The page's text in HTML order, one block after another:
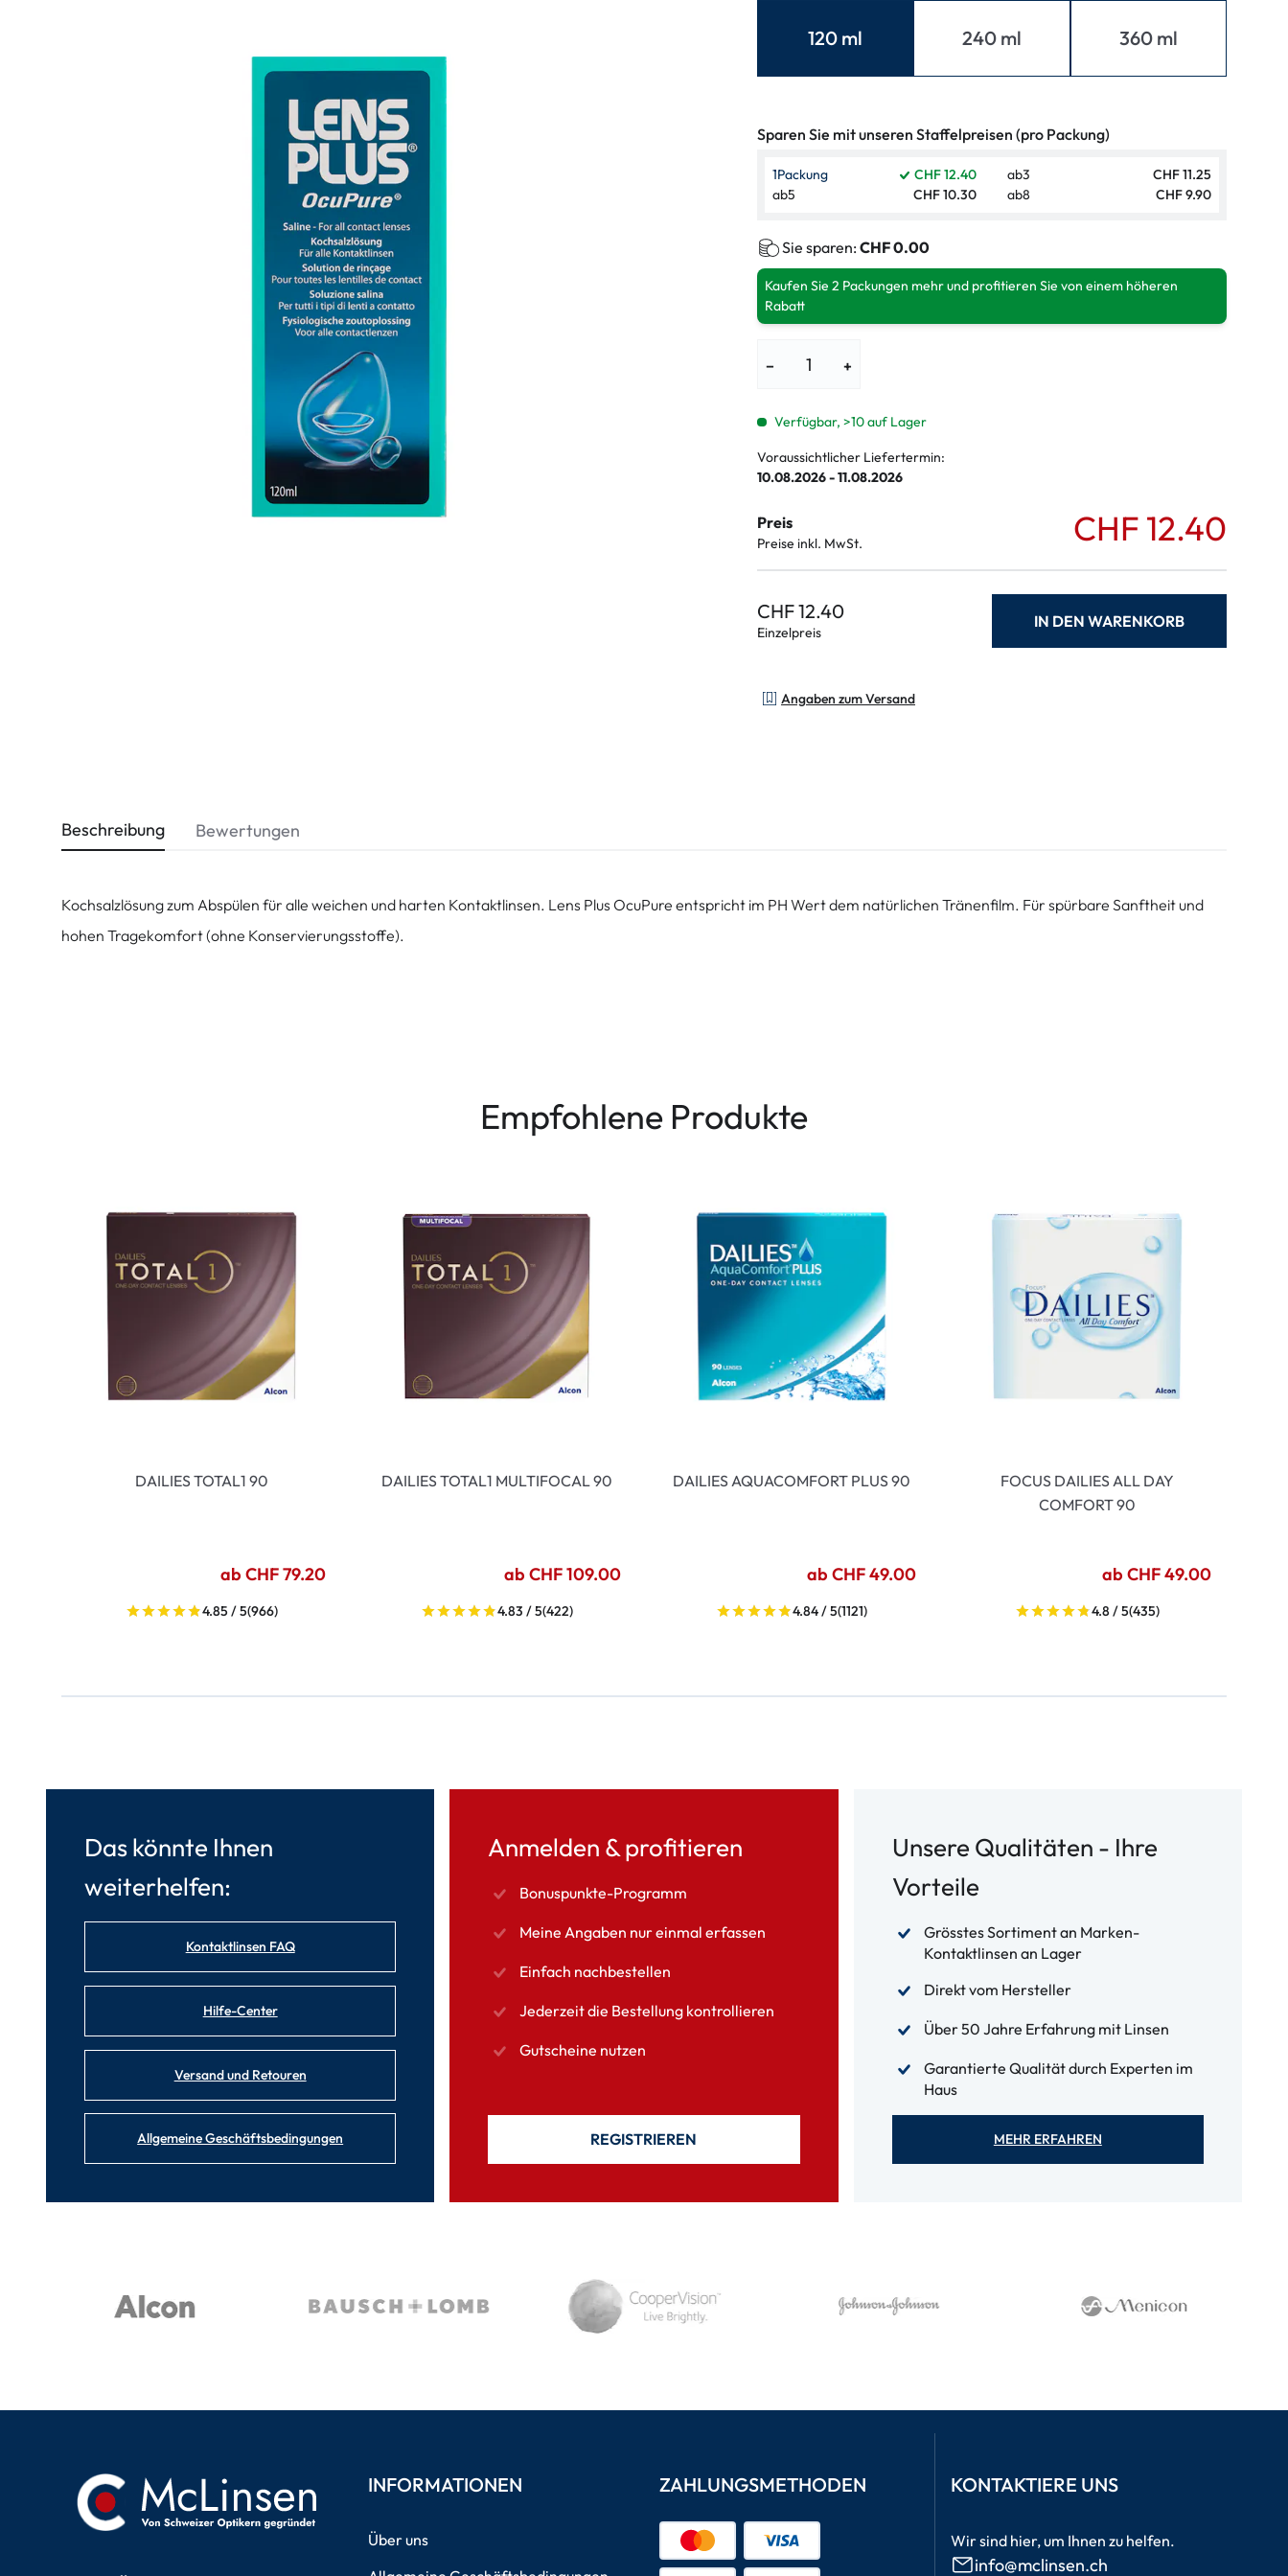
Normale Symptome
Opti-Free
Ever Clean Plus
Weitere Marken
120 ml 240 ml 360 ml
Sparen Sie mit unseren Staffelpreisen (pro Packung)
1Packung CHF 12.40 ab3
CHF 11.25
ab5 CHF 10.30 ab8 CHF 9.90
Sie sparen: CHF 0.00
Kaufen Sie 2 Packungen mehr und profitieren Sie von einem höheren
Rabatt
− +
Verfügbar, >10 auf Lager
Voraussichtlicher Liefertermin:
10.08.2026 - 11.08.2026
Preis
Preise inkl. MwSt. CHF 12.40
CHF 12.40
Einzelpreis
IN DEN WARENKORB
Angaben zum Versand
Beschreibung
Kochsalzlösung zum Abspülen für alle weichen und harten Kontaktlinsen. Lens Plus OcuPure entspricht im PH Wert dem natürlichen Tränenfilm. Für spürbare Sanftheit und
hohen Tragekomfort (ohne Konservierungsstoffe).
Bewertungen
Empfohlene Produkte
DAILIES TOTAL1 90
ab CHF 79.20
4.85 / 5(966)
DAILIES TOTAL1 MULTIFOCAL 90
ab CHF 109.00
4.83 / 5(422)
DAILIES AQUACOMFORT PLUS 90
ab CHF 49.00
4.84 / 5(1121)
FOCUS DAILIES ALL DAY
COMFORT 90
ab CHF 49.00
4.8 / 5(435)
Das könnte Ihnen
weiterhelfen:
Kontaktlinsen FAQ
Hilfe-Center
Versand und Retouren
Allgemeine Geschäftsbedingungen
Anmelden & profitieren
Bonuspunkte-Programm
Meine Angaben nur einmal erfassen
Einfach nachbestellen
Jederzeit die Bestellung kontrollieren
Gutscheine nutzen
REGISTRIEREN
Unsere Qualitäten - Ihre
Vorteile
Grösstes Sortiment an Marken-
Kontaktlinsen an Lager
Direkt vom Hersteller
Über 50 Jahre Erfahrung mit Linsen
Garantierte Qualität durch Experten im
Haus
MEHR ERFAHREN
INFORMATIONEN
Über uns
ZAHLUNGSMETHODEN KONTAKTIERE UNS
Wir sind hier, um Ihnen zu helfen.
info@mclinsen.ch